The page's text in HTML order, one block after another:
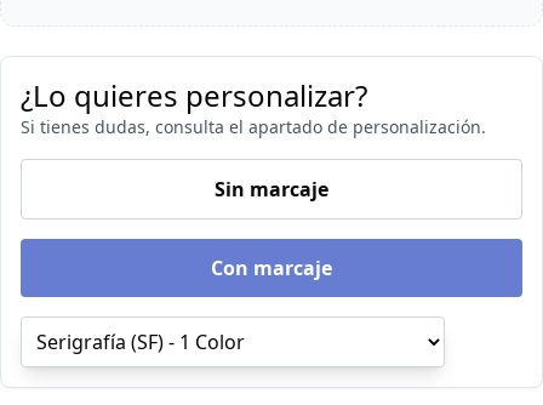
¿Lo quieres personalizar?
Si tienes dudas, consulta el apartado de personalización.
Sin marcaje
Con marcaje